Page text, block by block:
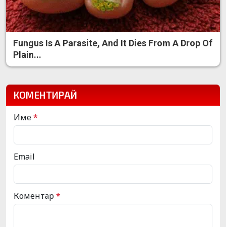
Fungus Is A Parasite, And It Dies From A Drop Of
Plain...
КОМЕНТИРАЙ
Име*
Email
Коментар*